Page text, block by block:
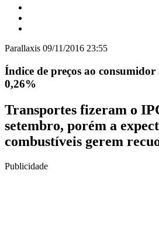
Parallaxis 09/11/2016 23:55
Índice de preços ao
0,26%
Transportes fizeram o
setembro, porém a
combustíveis gerem
Publicidade